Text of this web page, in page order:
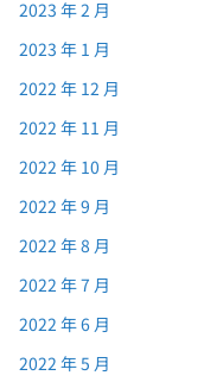
2023 年 2 月
2023 年 1 月
2022 年 12 月
2022 年 11 月
2022 年 10 月
2022 年 9 月
2022 年 8 月
2022 年 7 月
2022 年 6 月
2022 年 5 月